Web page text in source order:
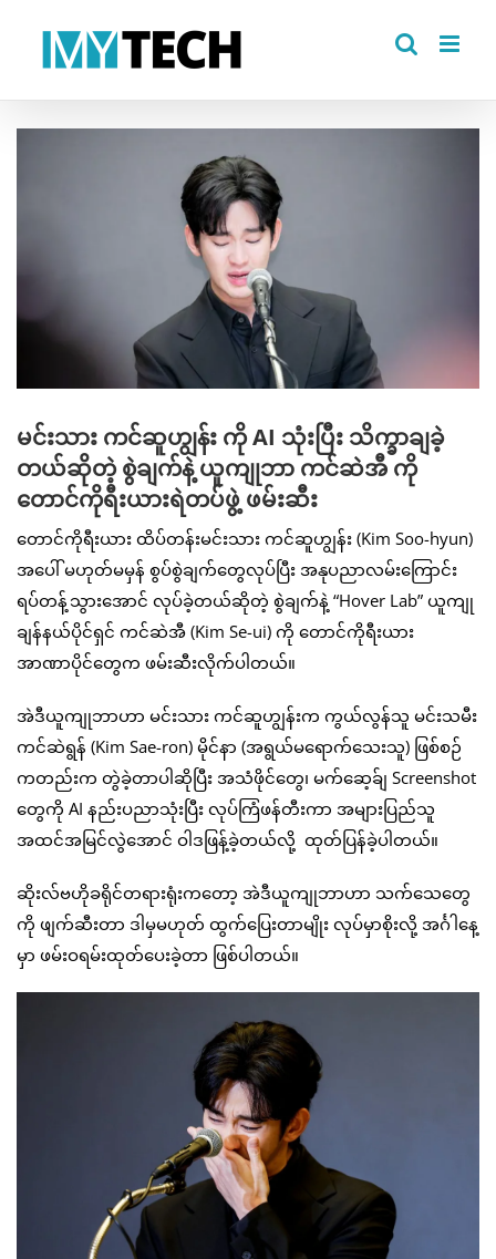
မင်းသား ကင်ဆူဟျွန်း ကို AI သုံးပြီး သိက္ခာချခဲ့
တယ်ဆိုတဲ့ စွဲချက်နဲ့ ယူကျုဘာ ကင်ဆဲအီ ကို
တောင်ကိုရီးယားရဲတပ်ဖွဲ့ ဖမ်းဆီး
တောင်ကိုရီးယား ထိပ်တန်းမင်းသား ကင်ဆူဟျွန်း (Kim Soo-hyun)
အပေါ် မဟုတ်မမှန် စွပ်စွဲချက်တွေလုပ်ပြီး အနုပညာလမ်းကြောင်း
ရပ်တန့်သွားအောင် လုပ်ခဲ့တယ်ဆိုတဲ့ စွဲချက်နဲ့ “Hover Lab” ယူကျု
ချန်နယ်ပိုင်ရှင် ကင်ဆဲအီ (Kim Se-ui) ကို တောင်ကိုရီးယား
အာဏာပိုင်တွေက ဖမ်းဆီးလိုက်ပါတယ်။
အဲဒီယူကျုဘာဟာ မင်းသား ကင်ဆူဟျွန်းက ကွယ်လွန်သူ မင်းသမီး
ကင်ဆဲရွန် (Kim Sae-ron) မိုင်နာ (အရွယ်မရောက်သေးသူ) ဖြစ်စဉ်
ကတည်းက တွဲခဲ့တာပါဆိုပြီး အသံဖိုင်တွေ၊ မက်ဆေ့ခ်ျ Screenshot
တွေကို AI နည်းပညာသုံးပြီး လုပ်ကြံဖန်တီးကာ အများပြည်သူ
အထင်အမြင်လွဲအောင် ဝါဒဖြန့်ခဲ့တယ်လို့ ထုတ်ပြန်ခဲ့ပါတယ်။
ဆိုးလ်ဗဟိုခရိုင်တရားရုံးကတော့ အဲဒီယူကျုဘာဟာ သက်သေတွေ
ကို ဖျက်ဆီးတာ ဒါမှမဟုတ် ထွက်ပြေးတာမျိုး လုပ်မှာစိုးလို့ အင်္ဂါနေ့
မှာ ဖမ်းဝရမ်းထုတ်ပေးခဲ့တာ ဖြစ်ပါတယ်။